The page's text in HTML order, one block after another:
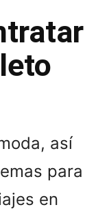
así
para
en